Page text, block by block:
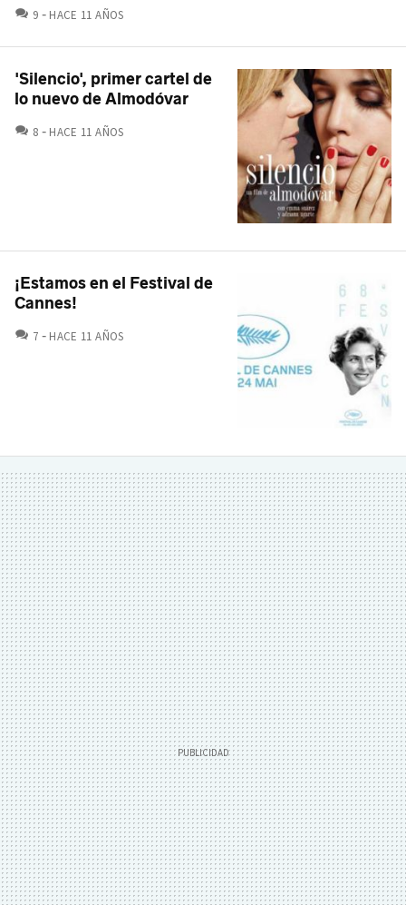
9 COMENTARIOS
HACE 11 AÑOS
'Silencio', primer cartel de
lo nuevo de Almodóvar
8 COMENTARIOS
HACE 11 AÑOS
¡Estamos en el Festival de
Cannes!
7 COMENTARIOS
HACE 11 AÑOS